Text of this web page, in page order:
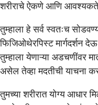
शरीराचे ऐकणे आणि
तुम्हाला हे सर्व स्वतःच
फिजिओथेरपिस्ट मार्गदर्शन
तुम्हाला येणाऱ्या अडचणींवर
असेल तेव्हा मदतीची याचना
तुमच्या शरीरात योग्य आधार